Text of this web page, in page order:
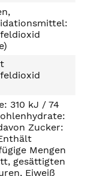
310 kJ / 74
Zucker:
Mengen
gesättigten
Eiweiß